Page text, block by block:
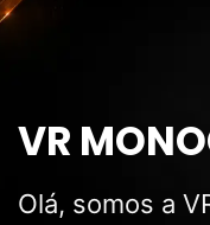
VR
Olá, somos a